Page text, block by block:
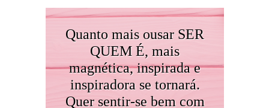
Quanto mais ousar SER
QUEM É, mais
magnética, inspirada e
inspiradora se tornará.
Quer sentir-se bem com